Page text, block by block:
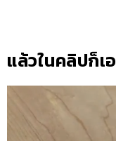
แล้วในคลิปก็เ